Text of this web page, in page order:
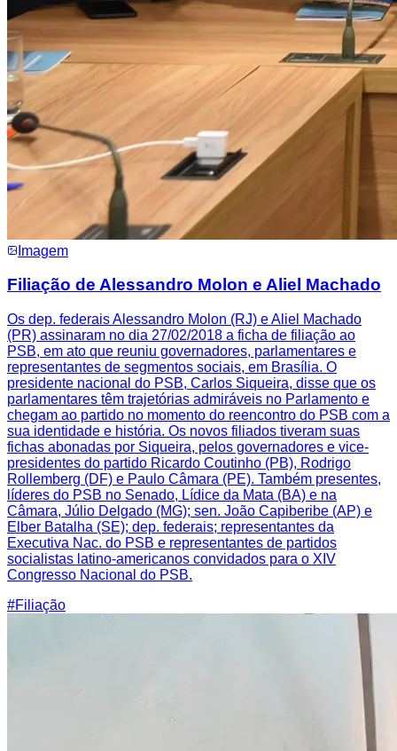
Imagem
Filiação de Alessandro Molon e Aliel Machado
Os dep. federais Alessandro Molon (RJ) e Aliel Machado
(PR) assinaram no dia 27/02/2018 a ficha de filiação ao
PSB, em ato que reuniu governadores, parlamentares e
representantes de segmentos sociais, em Brasília. O
presidente nacional do PSB, Carlos Siqueira, disse que os
parlamentares têm trajetórias admiráveis no Parlamento e
chegam ao partido no momento do reencontro do PSB com a
sua identidade e história. Os novos filiados tiveram suas
fichas abonadas por Siqueira, pelos governadores e vice-
presidentes do partido Ricardo Coutinho (PB), Rodrigo
Rollemberg (DF) e Paulo Câmara (PE). Também presentes,
líderes do PSB no Senado, Lídice da Mata (BA) e na
Câmara, Júlio Delgado (MG); sen. João Capiberibe (AP) e
Elber Batalha (SE); dep. federais; representantes da
Executiva Nac. do PSB e representantes de partidos
socialistas latino-americanos convidados para o XIV
Congresso Nacional do PSB.
#Filiação